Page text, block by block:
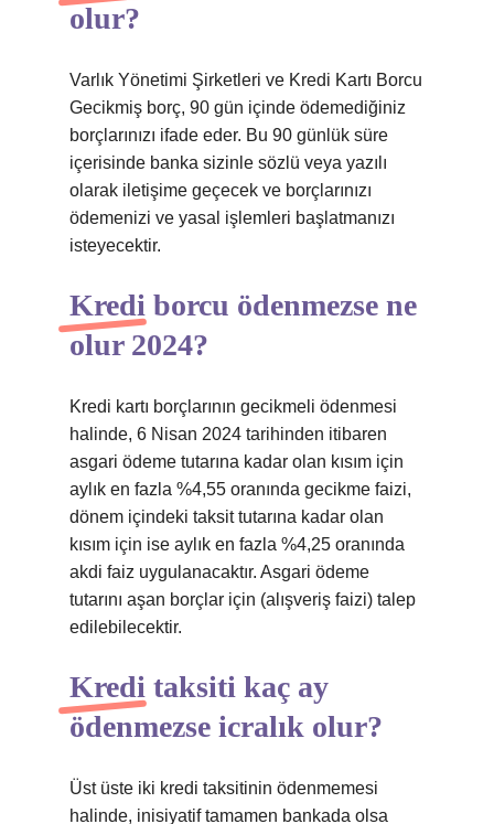
olur?
Varlık Yönetimi Şirketleri ve Kredi Kartı Borcu
Gecikmiş borç, 90 gün içinde ödemediğiniz
borçlarınızı ifade eder. Bu 90 günlük süre
içerisinde banka sizinle sözlü veya yazılı
olarak iletişime geçecek ve borçlarınızı
ödemenizi ve yasal işlemleri başlatmanızı
isteyecektir.
Kredi borcu ödenmezse ne
olur 2024?
Kredi kartı borçlarının gecikmeli ödenmesi
halinde, 6 Nisan 2024 tarihinden itibaren
asgari ödeme tutarına kadar olan kısım için
aylık en fazla %4,55 oranında gecikme faizi,
dönem içindeki taksit tutarına kadar olan
kısım için ise aylık en fazla %4,25 oranında
akdi faiz uygulanacaktır. Asgari ödeme
tutarını aşan borçlar için (alışveriş faizi) talep
edilebilecektir.
Kredi taksiti kaç ay
ödenmezse icralık olur?
Üst üste iki kredi taksitinin ödenmemesi
halinde, inisiyatif tamamen bankada olsa